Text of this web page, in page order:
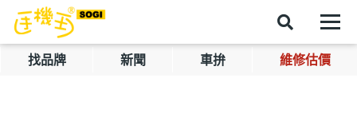
找品牌 新聞 車拚 維修估價